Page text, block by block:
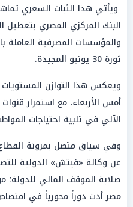
ويأتي هذا الثبات السعري
البنك المركزي المصري بتعطيل
والمؤسسات المصرفية العاملة
ثورة 30 يونيو المجيدة.
ويعكس هذا التوازن المستويات
أمس الأربعاء، مع استمرار
الآلي في تلبية احتياجات
وفي سياق متصل بمرونة
عن وكالة «فيتش» الدولية
صلابة الموقف المالي
مصر أدت دوراً محورياً في